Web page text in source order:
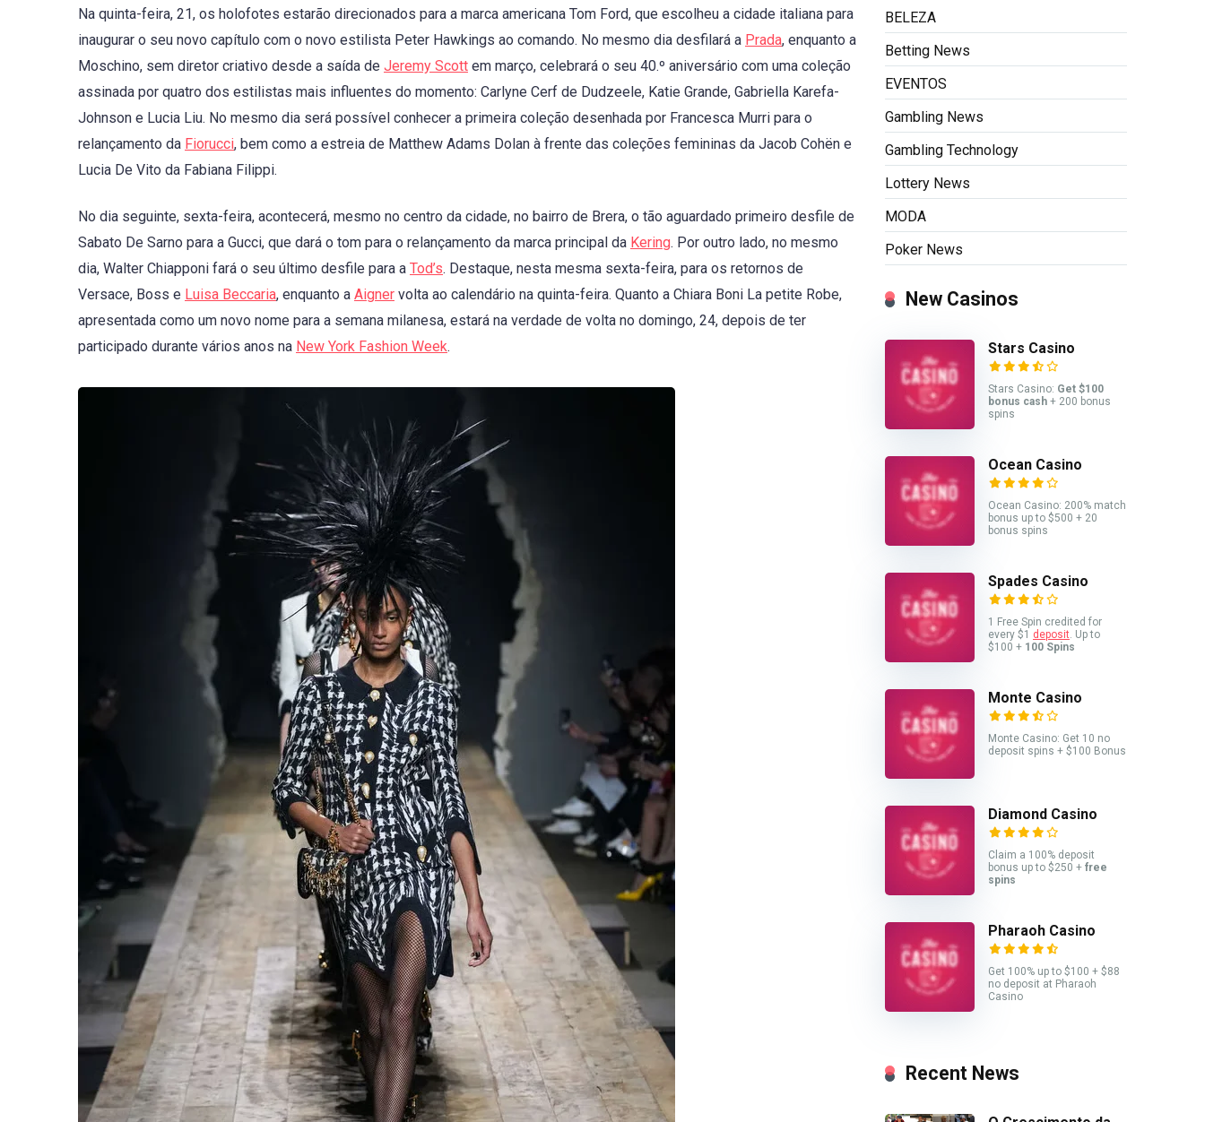
Na quinta-feira, 21, os holofotes estarão direcionados para a marca americana Tom Ford, que escolheu a cidade italiana para
inaugurar o seu novo capítulo com o novo estilista Peter Hawkings ao comando. No mesmo dia desfilará a Prada, enquanto a
Moschino, sem diretor criativo desde a saída de Jeremy Scott em março, celebrará o seu 40.º aniversário com uma coleção
assinada por quatro dos estilistas mais influentes do momento: Carlyne Cerf de Dudzeele, Katie Grande, Gabriella Karefa-
Johnson e Lucia Liu. No mesmo dia será possível conhecer a primeira coleção desenhada por Francesca Murri para o
relançamento da Fiorucci, bem como a estreia de Matthew Adams Dolan à frente das coleções femininas da Jacob Cohën e
Lucia De Vito da Fabiana Filippi.
No dia seguinte, sexta-feira, acontecerá, mesmo no centro da cidade, no bairro de Brera, o tão aguardado primeiro desfile de
Sabato De Sarno para a Gucci, que dará o tom para o relançamento da marca principal da Kering. Por outro lado, no mesmo
dia, Walter Chiapponi fará o seu último desfile para a Tod’s. Destaque, nesta mesma sexta-feira, para os retornos de
Versace, Boss e Luisa Beccaria, enquanto a Aigner volta ao calendário na quinta-feira. Quanto a Chiara Boni La petite Robe,
apresentada como um novo nome para a semana milanesa, estará na verdade de volta no domingo, 24, depois de ter
participado durante vários anos na New York Fashion Week.
BELEZA
Betting News
EVENTOS
Gambling News
Gambling Technology
Lottery News
MODA
Poker News
New Casinos
Stars Casino
Stars Casino: Get $100
bonus cash + 200 bonus
spins
Ocean Casino
Ocean Casino: 200% match
bonus up to $500 + 20
bonus spins
Spades Casino
1 Free Spin credited for
every $1 deposit. Up to
$100 + 100 Spins
Monte Casino
Monte Casino: Get 10 no
deposit spins + $100 Bonus
Diamond Casino
Claim a 100% deposit
bonus up to $250 + free
spins
Pharaoh Casino
Get 100% up to $100 + $88
no deposit at Pharaoh
Casino
Recent News